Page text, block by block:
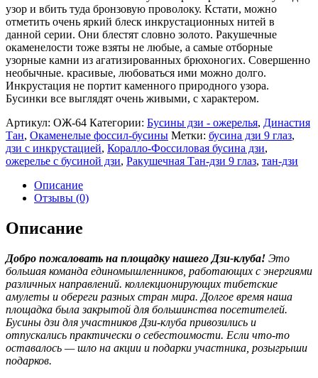
узор и вбить туда бронзовую проволоку. Кстати, можно
отметить очень яркий блеск инкрустационных нитей в
данной серии. Они блестят словно золото. Ракушечные
окаменелости тоже взяты не любые, а самые отборные
узорные камни из агатизированных брюхоногих. Совершенно
необычные. красивые, любоваться ими можно долго.
Инкрустация не портит каменного природного узора.
Бусинки все выглядят очень живыми, с характером.
Артикул: ОЖ-64 Категории: Бусины дзи - ожерелья, Династия
Тан, Окаменелые фоссил-бусины Метки: бусина дзи 9 глаз,
дзи с инкрустацией, Коралло-Фоссиловая бусина дзи,
ожерелье с бусиной дзи, Ракушечная Тан-дзи 9 глаз, тан-дзи
Описание
Отзывы (0)
Описание
Добро пожаловать на площадку нашего Дзи-клуба! Это
большая команда единомышленников, работающих с энергиями
различных направлений. коллекционирующих тибетские
амулеты и обереги разных стран мира. Долгое время наша
площадка была закрытой для большинства посетителей.
Бусины дзи для участников Дзи-клуба привозились и
отпускались практически о себестоимости. Если что-то
оставалось — шло на акции и подарки участника, розыгрыши
подарков.